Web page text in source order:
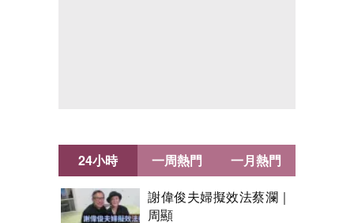
24小時
謝偉俊夫婦擬效法蔡瀾｜
周顯
一周熱門 一月熱門